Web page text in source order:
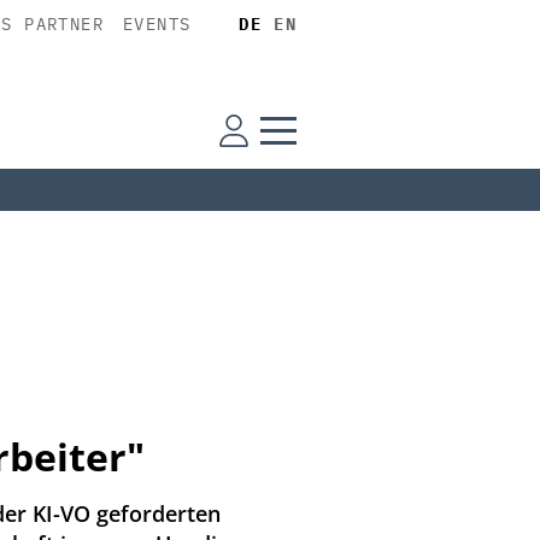
PARTNER EVENTS DE EN
KI-VO geforderten